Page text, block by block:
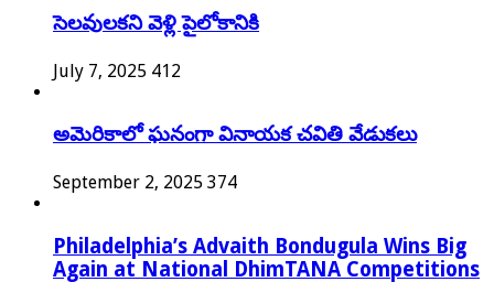
సెలవులకని వెళ్లి పైలోకానికి
July 7, 2025 412
అమెరికాలో ఘనంగా వినాయక చవితి వేడుకలు
September 2, 2025 374
Philadelphia’s Advaith Bondugula Wins Big
Again at National DhimTANA Competitions